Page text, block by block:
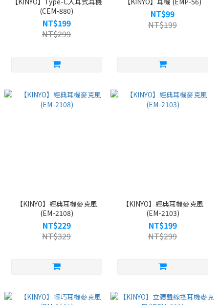
(CEM-880)
NT$199
NT$299
NT$99
NT$199
【KINYO】經典耳機麥克風
(EM-2108)
NT$229
NT$329
【KINYO】經典耳機麥克風
(EM-2103)
NT$199
NT$299